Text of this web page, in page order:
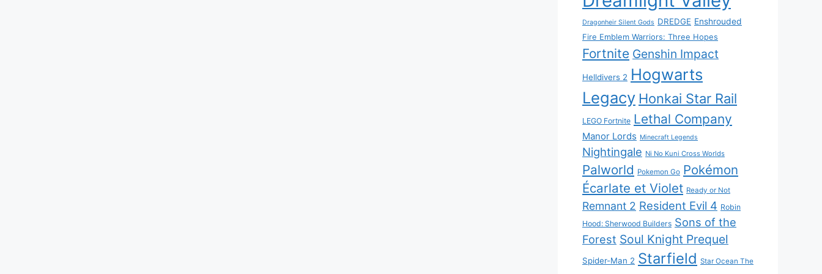
Dragonheir Silent Gods DREDGE Enshrouded
Fire Emblem Warriors: Three Hopes
Fortnite Genshin Impact
Helldivers 2 Hogwarts
Legacy Honkai Star Rail
LEGO Fortnite Lethal Company
Manor Lords Minecraft Legends
Nightingale Ni No Kuni Cross Worlds
Palworld Pokemon Go Pokémon
Écarlate et Violet Ready or Not
Remnant 2 Resident Evil 4 Robin
Hood: Sherwood Builders Sons of the
Forest Soul Knight Prequel
Spider-Man 2 Starfield Star Ocean The